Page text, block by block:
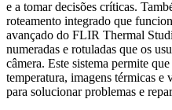
e a tomar decisões críticas.
roteamento integrado que
avançado do FLIR Thermal
numeradas e rotuladas que os
câmera. Este sistema permite
temperatura, imagens térmicas e
para solucionar problemas e